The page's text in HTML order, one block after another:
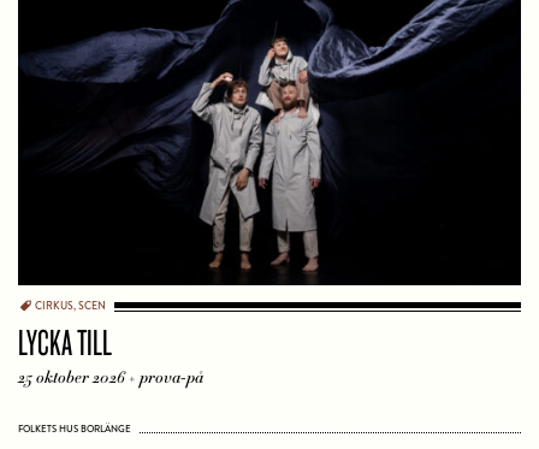
CIRKUS,SCEN
LYCKA TILL
25 oktober 2026 + prova-på
FOLKETS HUS BORLÄNGE